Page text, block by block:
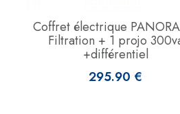
Coffret électrique
Filtration + 1 projo
+différentiel
295.90 €